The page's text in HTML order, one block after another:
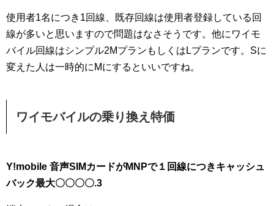
使用者1名につき1回線、既存回線は使用者登録している回
線が多いと思いますので問題はなさそうです。他にワイモ
バイル回線はシンプル2MプランもしくはLプランです。Sに
変えた人は一時的にMにするといいですね。
ワイモバイルの乗り換え特価
Y!mobile 音声SIMカードがMNPで１回線につきキャッシュ
バック最大〇〇〇〇.3